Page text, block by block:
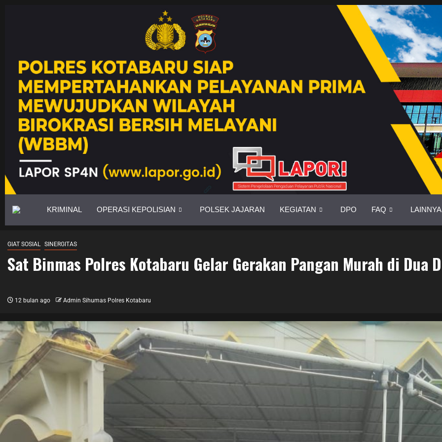
KRIMINAL OPERASI KEPOLISIAN POLSEK JAJARAN KEGIATAN DPO FAQ LAINNYA
GIAT SOSIAL SINERGITAS
Sat Binmas Polres Kotabaru Gelar Gerakan Pangan Murah di Dua
12 bulan ago Admin Sihumas Polres Kotabaru